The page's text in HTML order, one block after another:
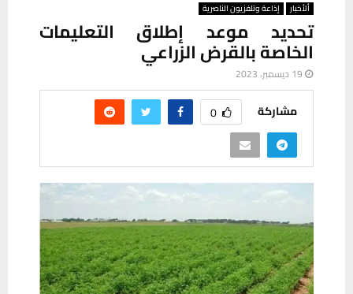
ألأخبار إذاعة وتلفزيون الناصرية
تحديد موعد إطلاق التعليمات
الخاصة بالقرض الزراعي
19 ديسمبر، 2023
مشاركة 0